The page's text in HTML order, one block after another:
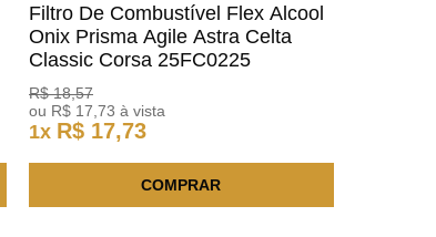
Filtro De Combustível Flex Alcool
Onix Prisma Agile Astra Celta
Classic Corsa 25FC0225
ACDelco
R$ 18,57
ou R$ 17 ,73 à vista
1x R$ 17,73
COMPRAR